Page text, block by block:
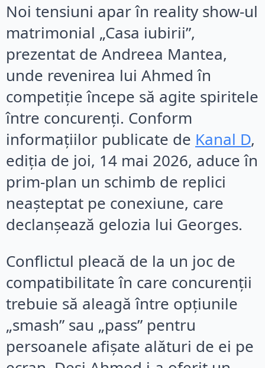
Noi tensiuni apar în reality show-ul
matrimonial „Casa iubirii”,
prezentat de Andreea Mantea,
unde revenirea lui Ahmed în
competiție începe să agite spiritele
între concurenți. Conform
informațiilor publicate de Kanal D,
ediția de joi, 14 mai 2026, aduce în
prim-plan un schimb de replici
neașteptat pe conexiune, care
declanșează gelozia lui Georges.
Conflictul pleacă de la un joc de
compatibilitate în care concurenții
trebuie să aleagă între opțiunile
„smash” sau „pass” pentru
persoanele afișate alături de ei pe